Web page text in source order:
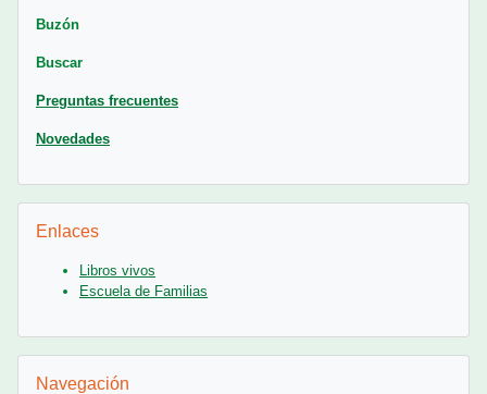
Buzón
Buscar
Preguntas frecuentes
Novedades
Enlaces
Libros vivos
Escuela de Familias
Navegación